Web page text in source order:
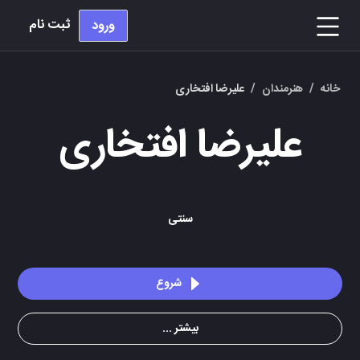
ورود ثبت نام
خانه / هنرمندان / علیرضا افتخاری
علیرضا افتخاری
سنتی
شروع
بیشتر ...